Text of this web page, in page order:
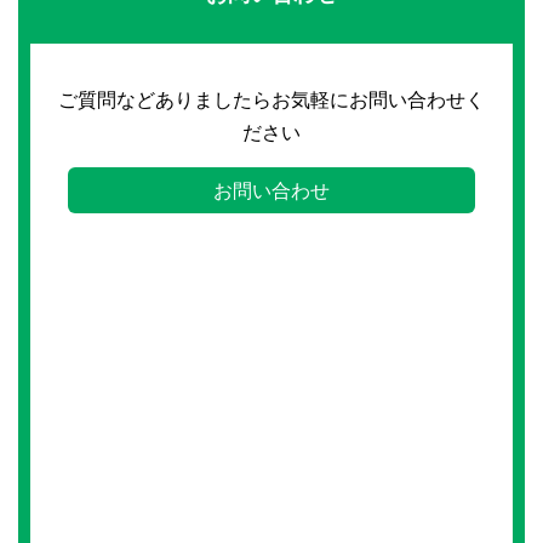
ご質問などありましたらお気軽にお問い合わせく
ださい
お問い合わせ